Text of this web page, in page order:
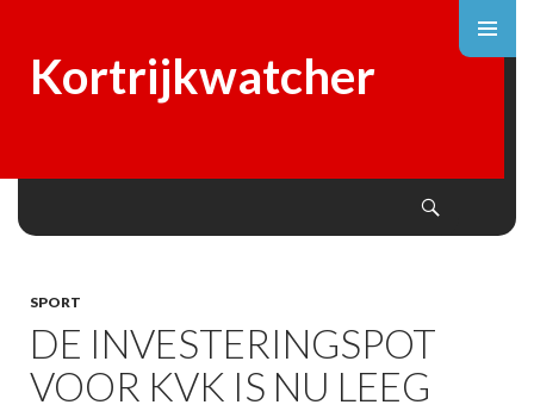
Kortrijkwatcher
SPORT
DE INVESTERINGSPOT
VOOR KVK IS NU LEEG